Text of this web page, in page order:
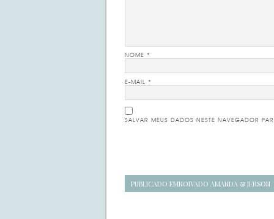
NOME *
E-MAIL *
SALVAR MEUS DADOS NESTE NAVEGADOR
Navegação
PUBLICADO EMNOIVADO AMANDA & JERSON